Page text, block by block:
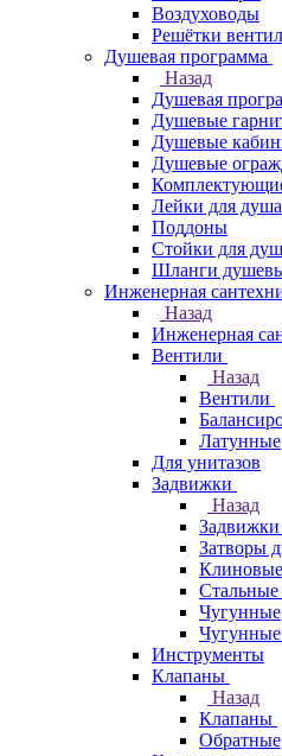
Воздуховоды
Решётки
Душевая программа
Назад
Душевая
Душевые
Душевые
Душевые
Лейки для душа
Поддоны
Стойки для
Шланги
Инженерная
Назад
Инженерная
Вентили
Назад
Вентили
Латунные
Для унитазов
Задвижки
Назад
Задвижки
Затворы
Клиновые
Чугунные
Инструменты
Клапаны
Назад
Клапаны
Обратные